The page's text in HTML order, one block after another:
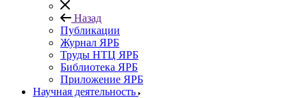
Назад
Публикации
Журнал ЯРБ
Труды НТЦ ЯРБ
Библиотека ЯРБ
Приложение ЯРБ
Научная деятельность